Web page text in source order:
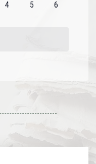
0
4
0
5
0
6